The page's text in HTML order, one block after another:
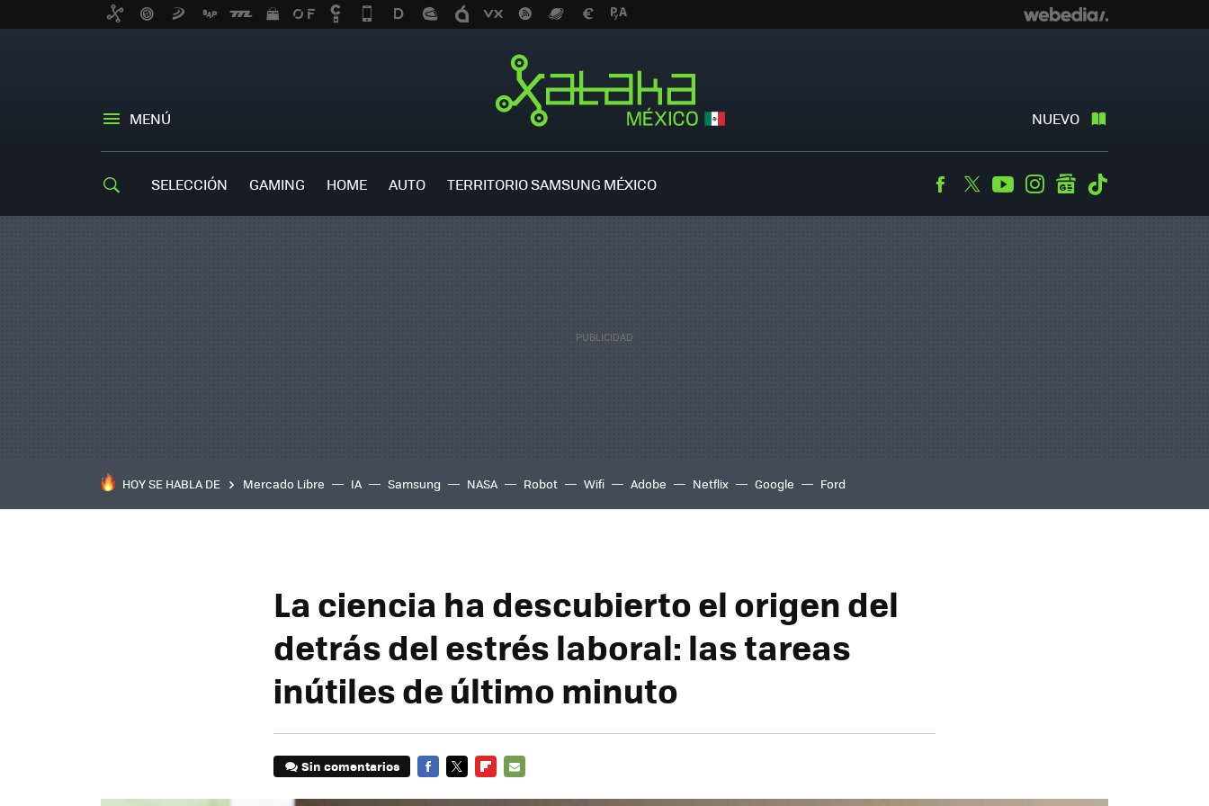
MENÚ NUEVO
SELECCIÓN GAMING HOME AUTO TERRITORIO SAMSUNG MÉXICO Facebook
TwitterYoutubeInstagramgooglenews
HOY SE HABLA DE Mercado Libre IA Samsung NASA Robot Wifi Adobe Netflix Google Ford
La ciencia ha descubierto el origen del
detrás del estrés laboral: las tareas
inútiles de último minuto
Sin comentarios